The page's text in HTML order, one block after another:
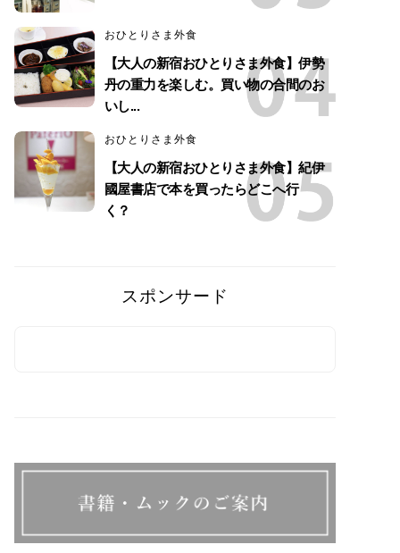
おひとりさま外食
【大人の新宿おひとりさま外食】伊勢
丹の重力を楽しむ。買い物の合間のお
いし...
おひとりさま外食
【大人の新宿おひとりさま外食】紀伊
國屋書店で本を買ったらどこへ行
く？
スポンサード